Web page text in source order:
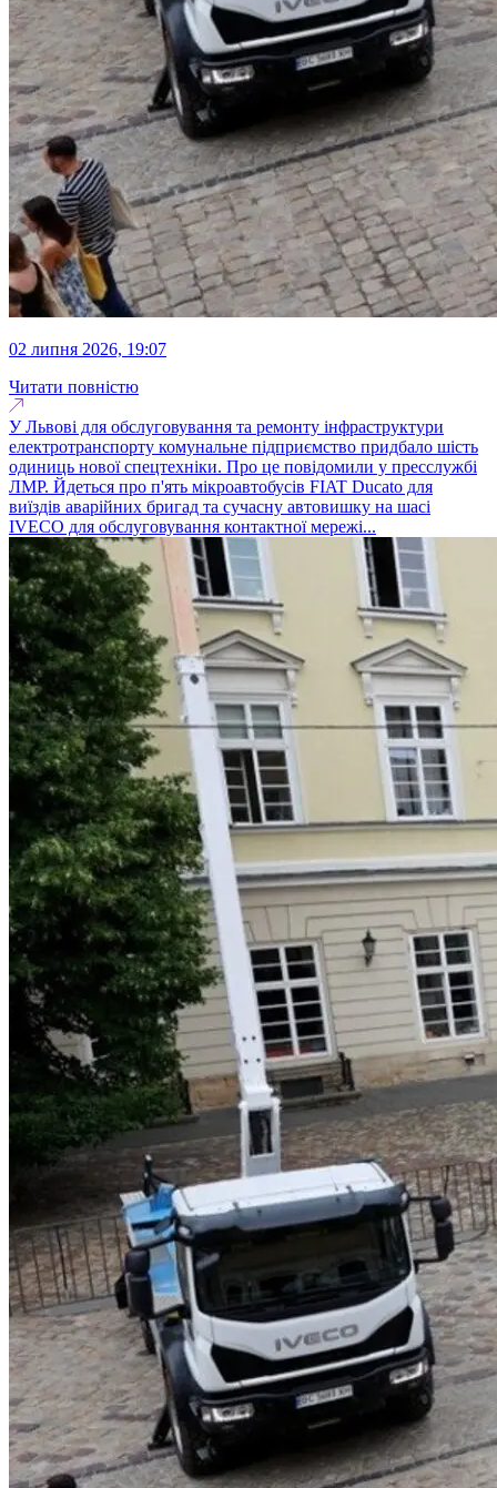
02 липня 2026, 19:07
Читати повністю
У Львові для обслуговування та ремонту інфраструктури
електротранспорту комунальне підприємство придбало шість
одиниць нової спецтехніки. Про це повідомили у пресслужбі
ЛМР. Йдеться про п'ять мікроавтобусів FIAT Ducato для
виїздів аварійних бригад та сучасну автовишку на шасі
IVECO для обслуговування контактної мережі...